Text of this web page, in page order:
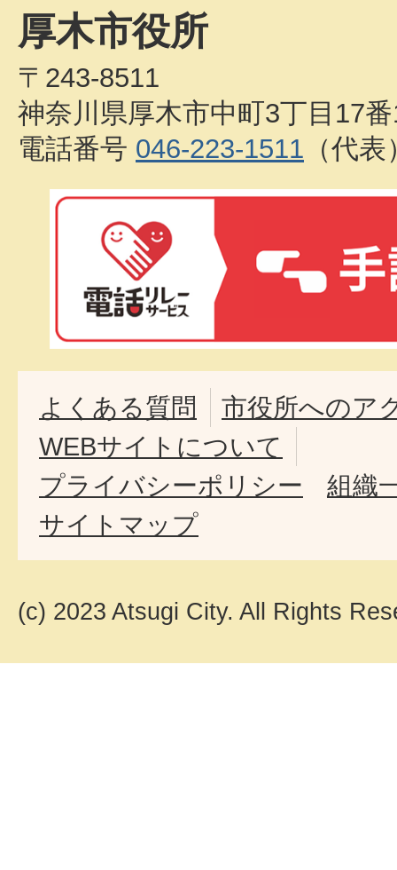
厚木市役所
〒243-8511
神奈川県厚木市中町3丁目17
電話番号 046-223-1511 （代表
よくある質問
市役所へのア
WEBサイトについて
プライバシーポリシー
組織
サイトマップ
(c) 2023 Atsugi City. All Rights